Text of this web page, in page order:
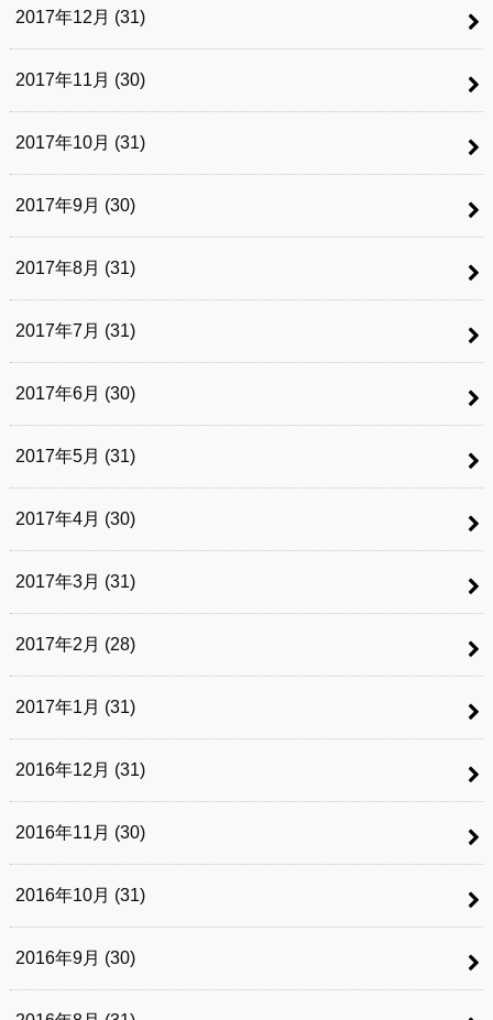
2017年12月 (31)
2017年11月 (30)
2017年10月 (31)
2017年9月 (30)
2017年8月 (31)
2017年7月 (31)
2017年6月 (30)
2017年5月 (31)
2017年4月 (30)
2017年3月 (31)
2017年2月 (28)
2017年1月 (31)
2016年12月 (31)
2016年11月 (30)
2016年10月 (31)
2016年9月 (30)